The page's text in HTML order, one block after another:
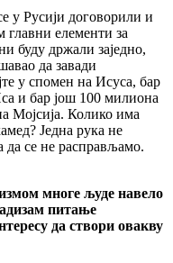
у Русији договорили и
главни елементи за
буду држали заједно,
да завади
у спомен на Исуса, бар
и бар још 100 милиона
Мојсија. Колико има
Једна рука не
да се не расправљамо.
многе људе навело
питање
да створи овакву